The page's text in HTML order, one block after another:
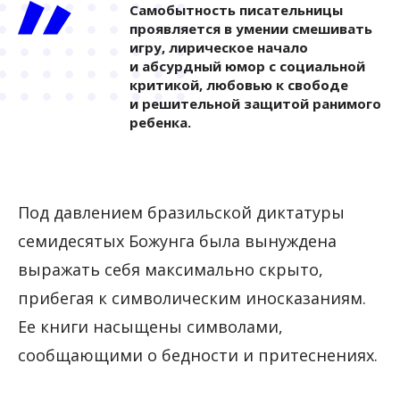
Самобытность писательницы
проявляется в умении смешивать
игру, лирическое начало
и абсурдный юмор с социальной
критикой, любовью к свободе
и решительной защитой ранимого
ребенка.
Под давлением бразильской диктатуры
семидесятых Божунга была вынуждена
выражать себя максимально скрыто,
прибегая к символическим иносказаниям.
Ее книги насыщены символами,
сообщающими о бедности и притеснениях.